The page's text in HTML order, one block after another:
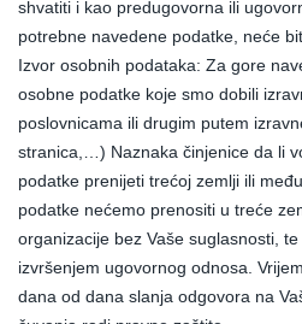
shvatiti i kao predugovorna ili
potrebne navedene podatke, neće
Izvor osobnih podataka: Za gore
osobne podatke koje smo dobili
poslovnicama ili drugim putem
stranica,…) Naznaka činjenice da li
podatke prenijeti trećoj zemlji ili
podatke nećemo prenositi u treće
organizacije bez Vaše suglasnosti,
izvršenjem ugovornog odnosa.
dana od dana slanja odgovora na